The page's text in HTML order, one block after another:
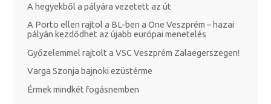
A hegyekből a pályára vezetett az út
A Porto ellen rajtol a BL-ben a One Veszprém – hazai
pályán kezdődhet az újabb európai menetelés
Győzelemmel rajtolt a VSC Veszprém Zalaegerszegen!
Varga Szonja bajnoki ezüstérme
Érmek mindkét fogásnemben